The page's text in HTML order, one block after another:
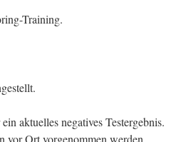
Training.
aktuelles negatives Testergebnis.
vor Ort vorgenommen werden.